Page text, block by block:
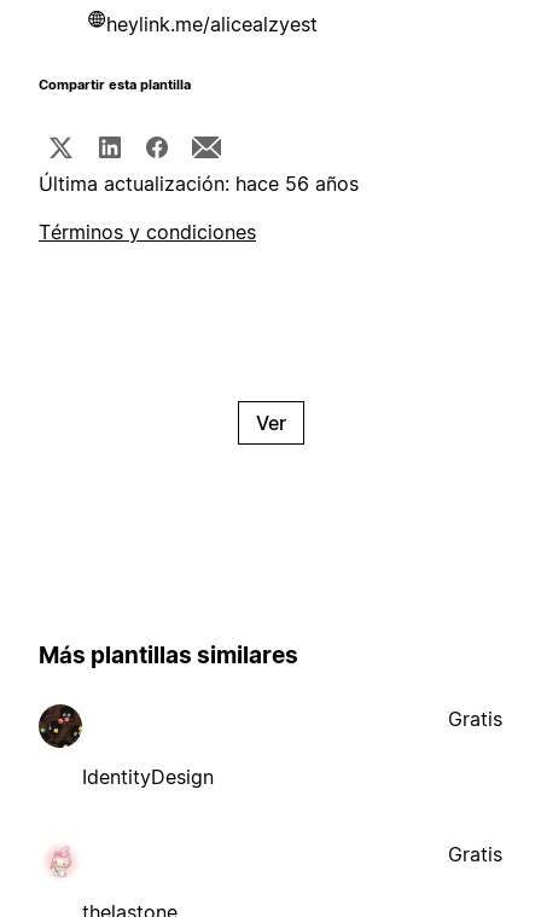
heylink.me/alicealzyest
Compartir esta plantilla
Última actualización: hace 56 años
Términos y condiciones
Ver
Más plantillas similares
IdentityDesign
Gratis
Gratis